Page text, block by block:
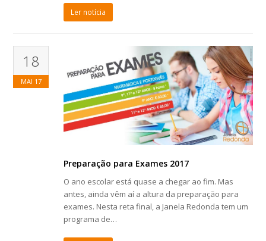
Ler notícia
18
MAI 17
Preparação para Exames 2017
O ano escolar está quase a chegar ao fim. Mas
antes, ainda vêm aí a altura da preparação para
exames. Nesta reta final, a Janela Redonda tem um
programa de…